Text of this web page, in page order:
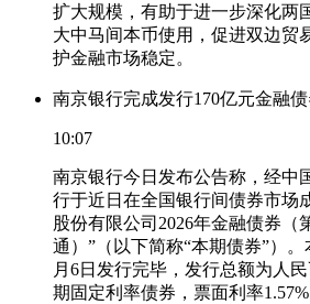
扩大规模，有助于进一步深化两
大中马间本币使用，促进双边贸
护金融市场稳定。
南京银行完成发行170亿元金融
10:07
南京银行今日发布公告称，经中
行于近日在全国银行间债券市场
股份有限公司2026年金融债券（
通）”（以下简称“本期债券”）
月6日发行完毕，发行总额为人
期固定利率债券，票面利率